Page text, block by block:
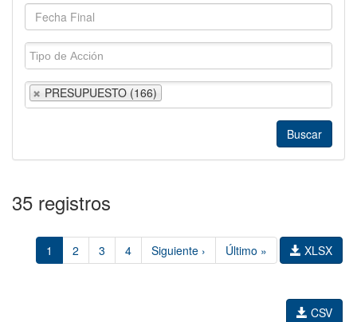
PRESUPUESTO (166)
35 registros
1 2 3 4 Siguiente › Último » XLSX
CSV